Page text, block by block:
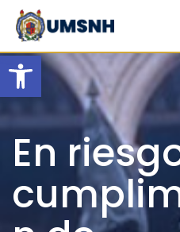
Open toolbar
Skip
content
En